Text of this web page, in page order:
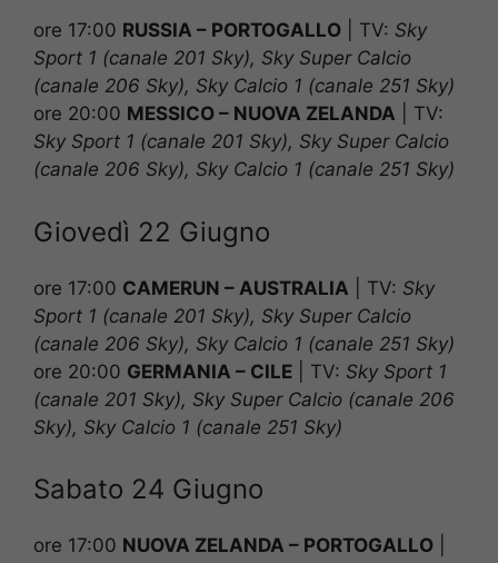
ore 17:00 RUSSIA – PORTOGALLO TV: Sky
Sport 1 (canale 201 Sky), Sky Super Calcio
(canale 206 Sky), Sky Calcio 1 (canale 251 Sky)
ore 20:00 MESSICO – NUOVA ZELANDA
TV:
Sky Sport 1 (canale 201 Sky), Sky Super Calcio
(canale 206 Sky), Sky Calcio 1 (canale 251 Sky)
Giovedì 22 Giugno
ore 17:00 CAMERUN – AUSTRALIA TV: Sky
Sport 1 (canale 201 Sky), Sky Super Calcio
(canale 206 Sky), Sky Calcio 1 (canale 251 Sky)
ore 20:00 GERMANIA – CILE TV: Sky Sport 1
(canale 201 Sky), Sky Super Calcio (canale 206
Sky), Sky Calcio 1 (canale 251 Sky)
Sabato 24 Giugno
ore 17:00 NUOVA ZELANDA – PORTOGALLO